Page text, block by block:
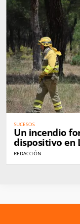
SUCESOS
Un incendio
dispositivo en
REDACCIÓN